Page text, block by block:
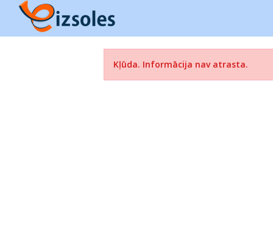
Kļūda. Informācija nav atrasta.